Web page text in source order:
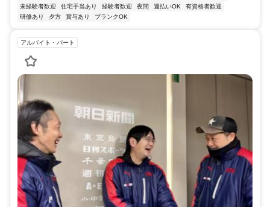
未経験者歓迎
住宅手当あり 経験者歓迎 夜間 週払いOK
有資格者歓迎
研修あり
夕方 賞与あり ブランクOK
アルバイト・パート